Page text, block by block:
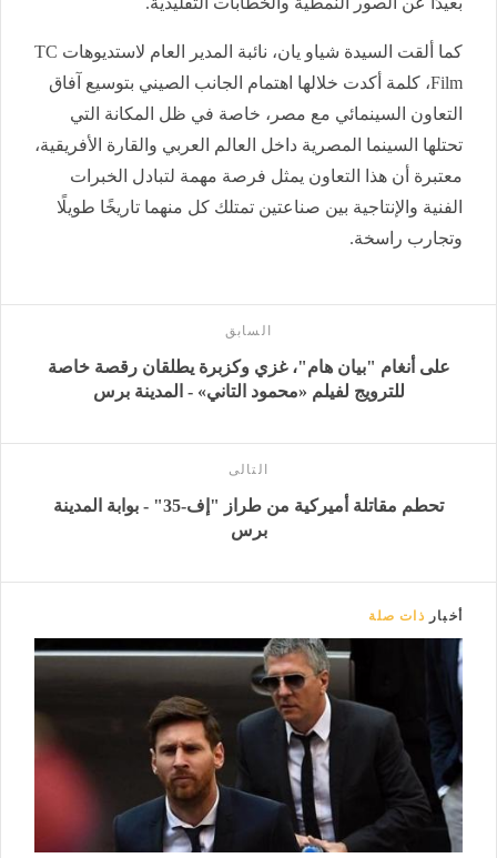
كما ألقت السيدة شياو يان، نائبة المدير العام لاستديوهات TC
Film، كلمة أكدت خلالها اهتمام الجانب الصيني بتوسيع آفاق
التعاون السينمائي مع مصر، خاصة في ظل المكانة التي
تحتلها السينما المصرية داخل العالم العربي والقارة الأفريقية،
معتبرة أن هذا التعاون يمثل فرصة مهمة لتبادل الخبرات
الفنية والإنتاجية بين صناعتين تمتلك كل منهما تاريخًا طويلًا
وتجارب راسخة.
السابق
على أنغام "بيان هام"، غزي وكزبرة يطلقان رقصة خاصة
للترويج لفيلم «محمود التاني» - المدينة برس
التالى
تحطم مقاتلة أميركية من طراز "إف-35" - بوابة المدينة
برس
أخبار ذات صلة